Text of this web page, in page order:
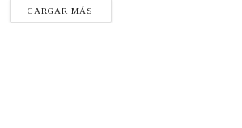
CARGAR MÁS